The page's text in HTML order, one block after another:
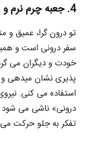
4. جعبه چرم نرم و قدیمی
تو درون‌ گرا، عمیق و
سفر درونی است و
خودت و دیگران می‌
پذیری نشان میدهی
استفاده می‌ کنی.
درونی» ناشی می‌ شود
تفکر به جلو حرکت